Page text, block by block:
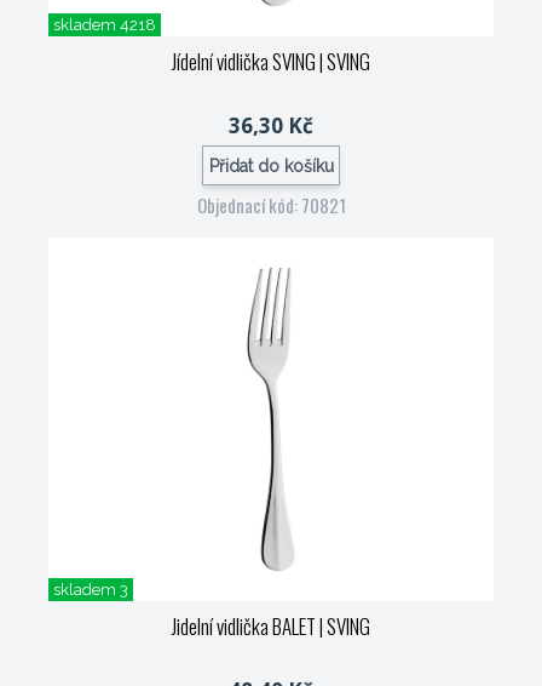
skladem 4218
Jídelní vidlička SVING| SVING
36,30 Kč
Přidat do košíku
Objednací kód: 70821
skladem 3
Jidelní vidlička BALET| SVING